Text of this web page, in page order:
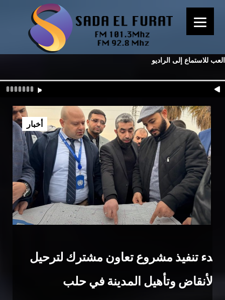
العب للاستماع إلى الراديو
بدء تنفيذ مشروع تعاون مشترك لترحيل
الأنقاض وتأهيل المدينة في حلب
أخبار